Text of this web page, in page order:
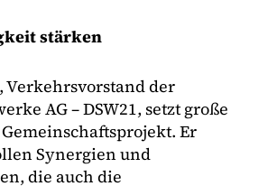
stärken
Verkehrsvorstand der
AG – DSW21, setzt große
Er
Synergien und
die auch die